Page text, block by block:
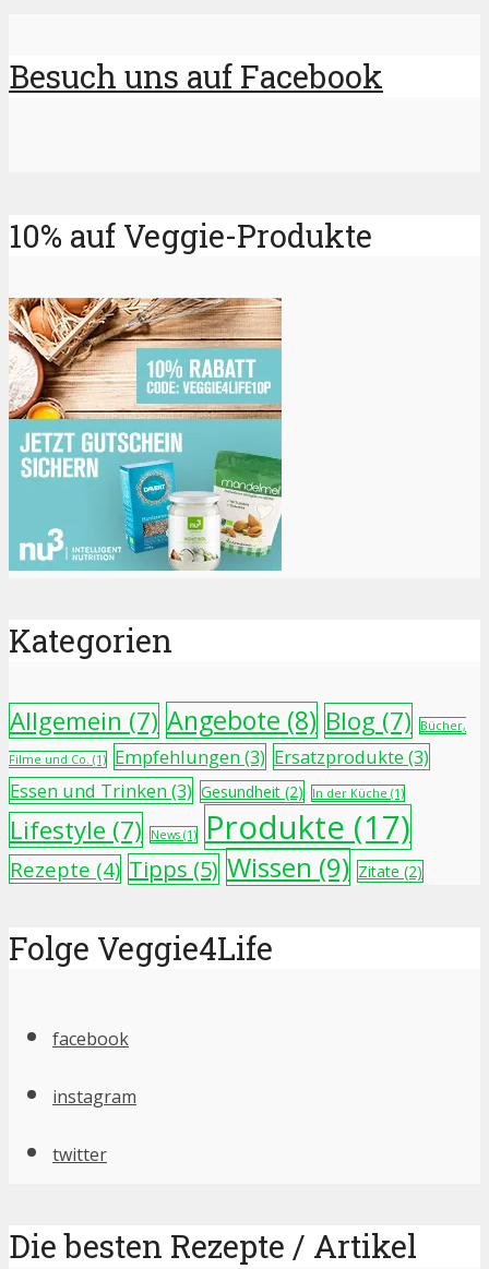
Besuch uns auf Facebook
10% auf Veggie-Produkte
Kategorien
Allgemein (7) Angebote (8) Blog (7) Bücher,
Filme und Co. (1) Empfehlungen(3) Ersatzprodukte (3)
Essen und Trinken(3) Gesundheit (2) In der Küche (1)
Lifestyle (7) News (1) Produkte (17)
Rezepte (4) Tipps (5) Wissen (9) Zitate (2)
Folge Veggie4Life
facebook
instagram
twitter
Die besten Rezepte / Artikel